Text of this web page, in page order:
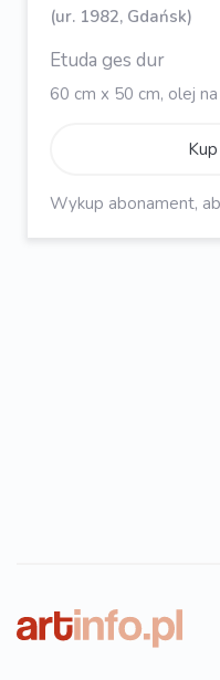
(ur. 1982, Gdańsk)
Etuda ges dur
60 cm x 50 cm, olej
Wykup abonament,